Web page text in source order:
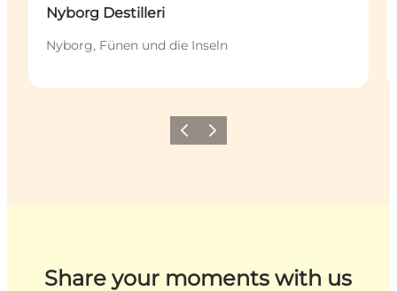
Nyborg Destilleri
Nyborg, Fünen und die Inseln
ZurückWeiter
Share your moments with us